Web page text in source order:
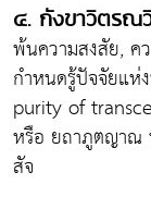
๔. กังขาวิตรณ
พ้นความสงสัย, ค
กำหนดรู้ปัจจัยแห่
purity of
หรือ ยถาภูตญาณ
สัจ